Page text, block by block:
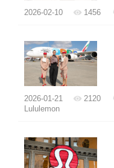
2026-02-10 1456
2026-01-21 2120
Lululemon